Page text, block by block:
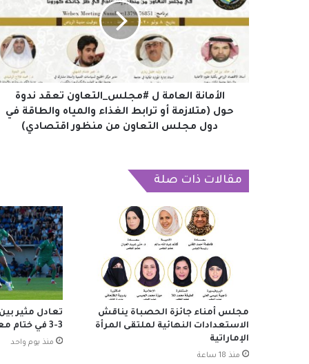
#مجلس_التعاون
تعقد
ندوة
حول
(متلازمة
أو
الغذاء
دول
مجلس
الأمانة العامة ل #مجلس_التعاون تعقد ندوة
حول (متلازمة أو ترابط الغذاء والمياه والطاقة في
دول مجلس التعاون من منظور اقتصادي)
مقالات ذات صلة
مجلس أمناء جائزة الحصباة يناقش
الاستعدادات النهائية لملتقى المرأة
الإماراتية
منذ 18 ساعة
تعادل مثير
3-3 في ختام معسكر النمسا
منذ يوم واحد